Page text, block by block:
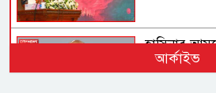
হাসিনার
বেশি মানুষ
আর্কাইভ